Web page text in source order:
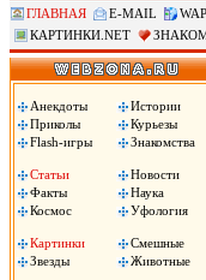
ГЛАВНАЯ E-MAIL WAP
КАРТИНКИ.NET
Анекдоты
Истории
Приколы
Курьезы
Flash-игры
Знакомства
Статьи
Новости
Факты
Наука
Космос
Уфология
Картинки
Смешные
Звезды
Животные